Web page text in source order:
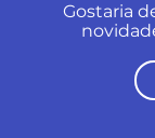
Gostaria